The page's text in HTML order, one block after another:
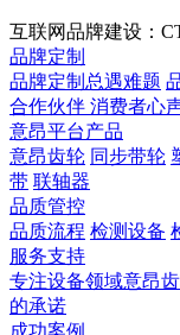
互联网品牌建设：
品牌定制
品牌定制总遇难题
合作伙伴 消费者心
意昂平台产品
意昂齿轮 同步带轮
带 联轴器
品质管控
品质流程 检测设备
服务支持
专注设备领域意昂
的承诺